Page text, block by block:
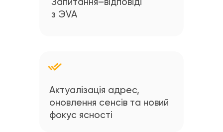
Актуалізація адрес,
оновлення сенсів та новий
фокус ясності
з ЭVA